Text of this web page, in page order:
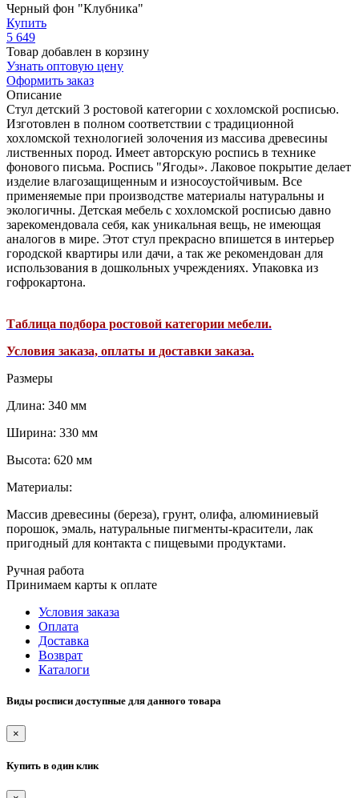
Черный фон "Клубника"
Купить
5 649
Товар добавлен в корзину
Узнать оптовую цену
Оформить заказ
Описание
Стул детский 3 ростовой категории с хохломской росписью.
Изготовлен в полном соответствии с традиционной
хохломской технологией золочения из массива древесины
лиственных пород. Имеет авторскую роспись в технике
фонового письма. Роспись "Ягоды». Лаковое покрытие делает
изделие влагозащищенным и износоустойчивым. Все
применяемые при производстве материалы натуральны и
экологичны. Детская мебель с хохломской росписью давно
зарекомендовала себя, как уникальная вещь, не имеющая
аналогов в мире. Этот стул прекрасно впишется в интерьер
городской квартиры или дачи, а так же рекомендован для
использования в дошкольных учреждениях. Упаковка из
гофрокартона.
Таблица подбора ростовой категории мебели.
Условия заказа, оплаты и доставки заказа.
Размеры
Длина: 340 мм
Ширина: 330 мм
Высота: 620 мм
Материалы:
Массив древесины (береза), грунт, олифа, алюминиевый
порошок, эмаль, натуральные пигменты-красители, лак
пригодный для контакта с пищевыми продуктами.
Ручная работа
Принимаем карты к оплате
Условия заказа
Оплата
Доставка
Возврат
Каталоги
Виды росписи доступные для данного товара
×
Купить в один клик